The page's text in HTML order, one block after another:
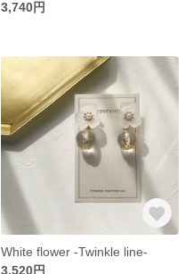
3,740円
White flower -Twinkle line-
3,520円